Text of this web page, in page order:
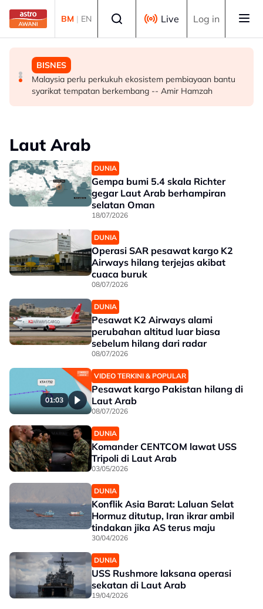
Skip to main content
BM | EN Live Log in
MALAYSIA
Malaysia, Singapura perkukuh kerjasama sektor tenaga
kerja
POLITIK
'Pas perlu fikir lebih mendalam jika letak Ahmad Zahid
calon 'poster boy' PRU16' - Aktivis
BISNES
Malaysia perlu perkukuh ekosistem pembiayaan bantu
syarikat tempatan berkembang -- Amir Hamzah
Laut Arab
DUNIA
Gempa bumi 5.4 skala Richter
gegar Laut Arab berhampiran
selatan Oman
18/07/2026
DUNIA
Operasi SAR pesawat kargo K2
Airways hilang terjejas akibat
cuaca buruk
08/07/2026
DUNIA
Pesawat K2 Airways alami
perubahan altitud luar biasa
sebelum hilang dari radar
08/07/2026
01:03
VIDEO TERKINI & POPULAR
Pesawat kargo Pakistan hilang di
Laut Arab
08/07/2026
DUNIA
Komander CENTCOM lawat USS
Tripoli di Laut Arab
03/05/2026
DUNIA
Konflik Asia Barat: Laluan Selat
Hormuz ditutup, Iran ikrar ambil
tindakan jika AS terus maju
30/04/2026
DUNIA
USS Rushmore laksana operasi
sekatan di Laut Arab
19/04/2026